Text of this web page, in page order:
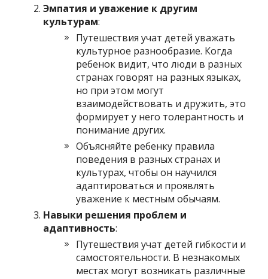
Эмпатия и уважение к другим
культурам:
Путешествия учат детей уважать
культурное разнообразие. Когда
ребенок видит, что люди в разных
странах говорят на разных языках,
но при этом могут
взаимодействовать и дружить, это
формирует у него толерантность и
понимание других.
Объясняйте ребенку правила
поведения в разных странах и
культурах, чтобы он научился
адаптироваться и проявлять
уважение к местным обычаям.
Навыки решения проблем и
адаптивность:
Путешествия учат детей гибкости и
самостоятельности. В незнакомых
местах могут возникать различные